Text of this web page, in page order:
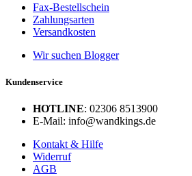
Fax-Bestellschein
Zahlungsarten
Versandkosten
Wir suchen Blogger
Kundenservice
HOTLINE: 02306 8513900
E-Mail: info@wandkings.de
Kontakt & Hilfe
Widerruf
AGB